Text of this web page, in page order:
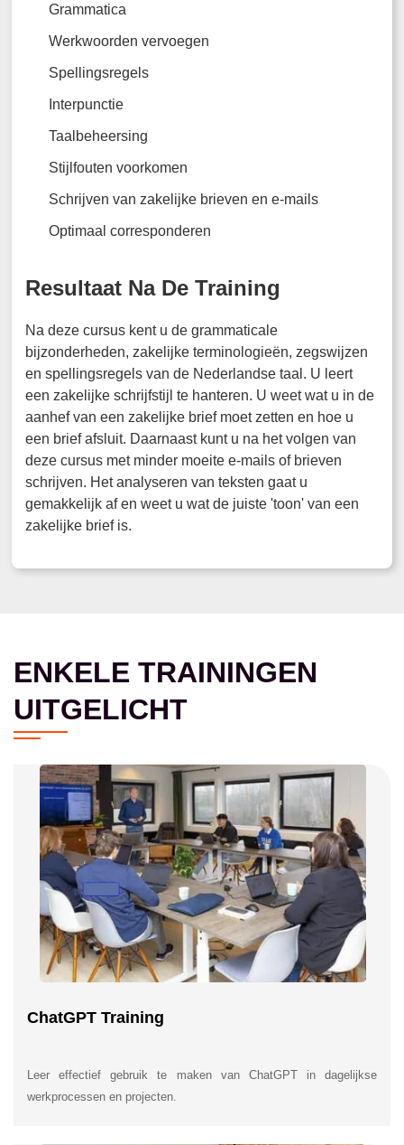
Grammatica
Werkwoorden vervoegen
Spellingsregels
Interpunctie
Taalbeheersing
Stijlfouten voorkomen
Schrijven van zakelijke brieven en e-mails
Optimaal corresponderen
Resultaat Na De Training
Na deze cursus kent u de grammaticale
bijzonderheden, zakelijke terminologieën, zegswijzen
en spellingsregels van de Nederlandse taal. U leert
een zakelijke schrijfstijl te hanteren. U weet wat u in de
aanhef van een zakelijke brief moet zetten en hoe u
een brief afsluit. Daarnaast kunt u na het volgen van
deze cursus met minder moeite e-mails of brieven
schrijven. Het analyseren van teksten gaat u
gemakkelijk af en weet u wat de juiste 'toon' van een
zakelijke brief is.
ENKELE TRAININGEN
UITGELICHT
ChatGPT Training
Leer effectief gebruik te maken van ChatGPT in dagelijkse
werkprocessen en projecten.